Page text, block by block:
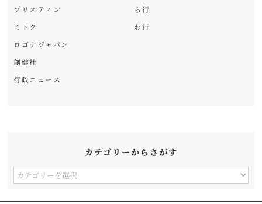
プリスティン
ミトク
ロゴナジャパン
創健社
行政ニュース
ら行
わ行
カテゴリーからさがす
カ